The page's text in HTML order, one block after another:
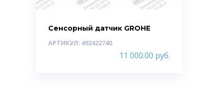
Сенсорный датчик GROHE
АРТИКУЛ: 492422740
11 000.00 руб.